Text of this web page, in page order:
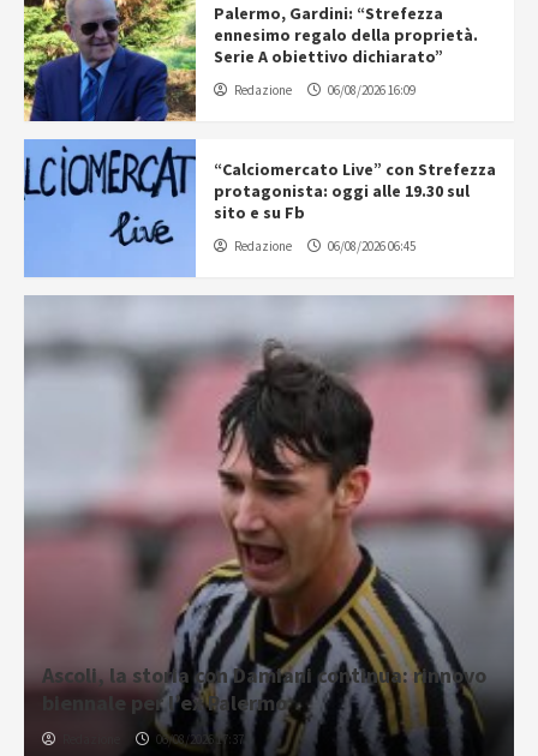
Palermo, Gardini: “Strefezza
ennesimo regalo della proprietà.
Serie A obiettivo dichiarato”
Redazione 06/08/2026 16:09
“Calciomercato Live” con Strefezza
protagonista: oggi alle 19.30 sul
sito e su Fb
Redazione 06/08/2026 06:45
Ascoli, la storia con Damiani continua: rinnovo
biennale per l’ex Palermo
06/08/2026 17:37